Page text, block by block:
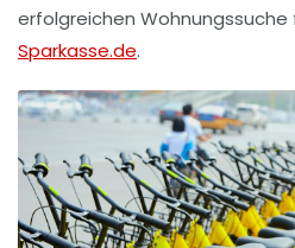
erfolgreichen Wohnungssuche
Sparkasse.de.